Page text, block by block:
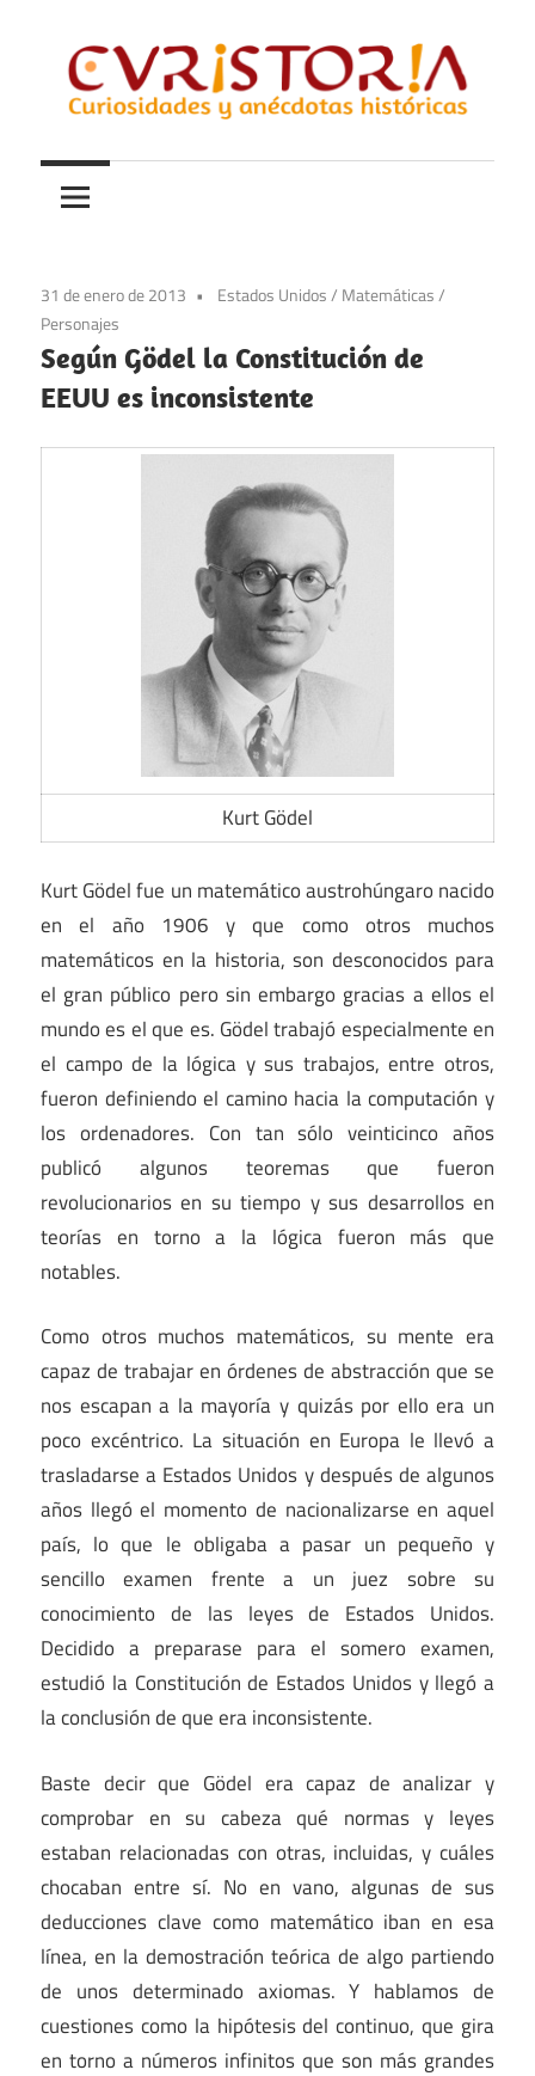
contenido
Curistoria
y
anécdotas
historia
31 de enero de 2013 Estados Unidos/ Matemáticas/
Personajes
Según Gödel la Constitución de
EEUU es inconsistente
Kurt Gödel
Kurt Gödel fue un matemático austrohúngaro nacido
en el año 1906 y que como otros muchos
matemáticos en la historia, son desconocidos para
el gran público pero sin embargo gracias a ellos el
mundo es el que es. Gödel trabajó especialmente en
el campo de la lógica y sus trabajos, entre otros,
fueron definiendo el camino hacia la computación y
los ordenadores. Con tan sólo veinticinco años
publicó algunos teoremas que fueron
revolucionarios en su tiempo y sus desarrollos en
teorías en torno a la lógica fueron más que
notables.
Como otros muchos matemáticos, su mente era
capaz de trabajar en órdenes de abstracción que se
nos escapan a la mayoría y quizás por ello era un
poco excéntrico. La situación en Europa le llevó a
trasladarse a Estados Unidos y después de algunos
años llegó el momento de nacionalizarse en aquel
país, lo que le obligaba a pasar un pequeño y
sencillo examen frente a un juez sobre su
conocimiento de las leyes de Estados Unidos.
Decidido a preparase para el somero examen,
estudió la Constitución de Estados Unidos y llegó a
la conclusión de que era inconsistente.
Baste decir que Gödel era capaz de analizar y
comprobar en su cabeza qué normas y leyes
estaban relacionadas con otras, incluidas, y cuáles
chocaban entre sí. No en vano, algunas de sus
deducciones clave como matemático iban en esa
línea, en la demostración teórica de algo partiendo
de unos determinado axiomas. Y hablamos de
cuestiones como la hipótesis del continuo, que gira
en torno a números infinitos que son más grandes